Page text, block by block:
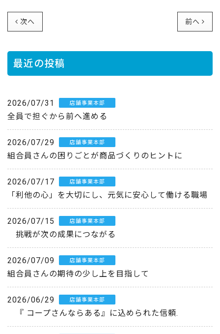
次へ 前へ
最近の投稿
2026/07/31 店舗事業本部
全員で担ぐから前へ進める
2026/07/29 店舗事業本部
組合員さんの困りごとが商品づくりのヒントに
2026/07/17 店舗事業本部
「利他の心」を大切にし、元気に安心して働ける職場
2026/07/15 店舗事業本部
挑戦が次の成果につながる
2026/07/09 店舗事業本部
組合員さんの期待の少し上を目指して
2026/06/29 店舗事業本部
『 コープさんならある』に込められた信頼.